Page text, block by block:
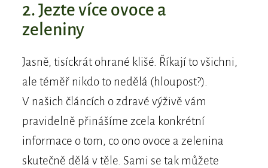
2. Jezte více ovoce a
zeleniny
Jasně, tisíckrát ohrané klišé. Říkají to všichni,
ale téměř nikdo to nedělá (hloupost?).
V našich článcích o zdravé výživě vám
pravidelně přinášíme zcela konkrétní
informace o tom, co ono ovoce a zelenina
skutečně dělá v těle. Sami se tak můžete